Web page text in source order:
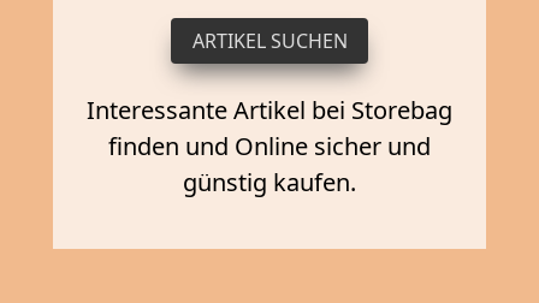
Interessante Artikel bei Storebag
finden und Online sicher und
günstig kaufen.